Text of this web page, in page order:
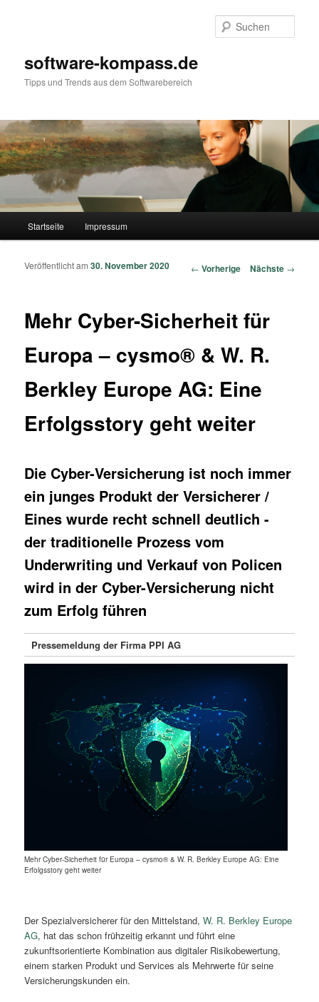
software-kompass.de
Tipps und Trends aus dem Softwarebereich
Zum Inhalt wechseln
Zum sekundären Inhalt wechseln
Startseite Impressum
Artikelnavigation
← Vorherige Nächste →
Mehr Cyber-Sicherheit für
Europa – cysmo® & W. R.
Berkley Europe AG: Eine
Erfolgsstory geht weiter
Veröffentlicht am30. November 2020
Die Cyber-Versicherung ist noch immer
ein junges Produkt der Versicherer /
Eines wurde recht schnell deutlich -
der traditionelle Prozess vom
Underwriting und Verkauf von Policen
wird in der Cyber-Versicherung nicht
zum Erfolg führen
Pressemeldung der Firma PPI AG
Mehr Cyber-Sicherheit für Europa – cysmo® & W. R. Berkley Europe AG: Eine
Erfolgsstory geht weiter
Der Spezialversicherer für den Mittelstand,W. R. Berkley Europe
AG, hat das schon frühzeitig erkannt und führt eine
zukunftsorientierte Kombination aus digitaler Risikobewertung,
einem starken Produkt und Services als Mehrwerte für seine
Versicherungskunden ein.